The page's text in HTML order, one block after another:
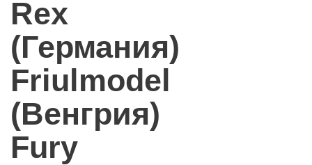
Rex
(Германия)
Friulmodel
(Венгрия)
Fury